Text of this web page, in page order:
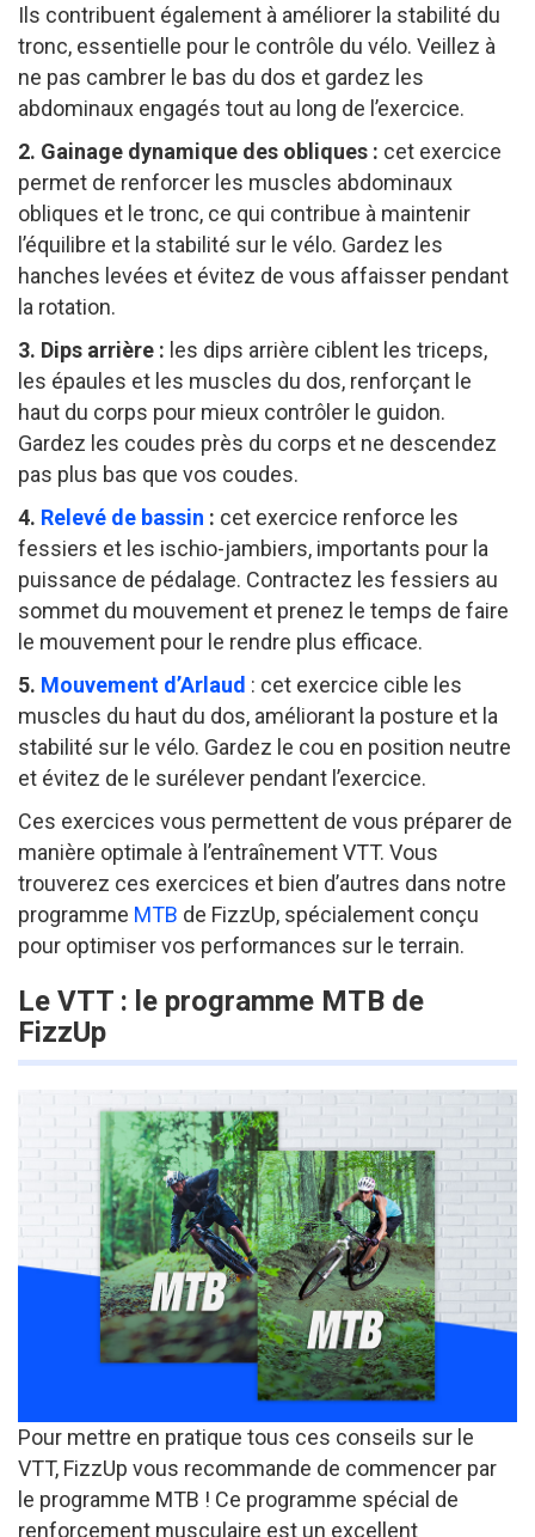
Ils contribuent également à améliorer la stabilité du
tronc, essentielle pour le contrôle du vélo. Veillez à
ne pas cambrer le bas du dos et gardez les
abdominaux engagés tout au long de l’exercice.
2. Gainage dynamique des obliques : cet exercice
permet de renforcer les muscles abdominaux
obliques et le tronc, ce qui contribue à maintenir
l’équilibre et la stabilité sur le vélo. Gardez les
hanches levées et évitez de vous affaisser pendant
la rotation.
3. Dips arrière : les dips arrière ciblent les triceps,
les épaules et les muscles du dos, renforçant le
haut du corps pour mieux contrôler le guidon.
Gardez les coudes près du corps et ne descendez
pas plus bas que vos coudes.
4. Relevé de bassin : cet exercice renforce les
fessiers et les ischio-jambiers, importants pour la
puissance de pédalage. Contractez les fessiers au
sommet du mouvement et prenez le temps de faire
le mouvement pour le rendre plus efficace.
5. Mouvement d’Arlaud : cet exercice cible les
muscles du haut du dos, améliorant la posture et la
stabilité sur le vélo. Gardez le cou en position neutre
et évitez de le surélever pendant l’exercice.
Ces exercices vous permettent de vous préparer de
manière optimale à l’entraînement VTT. Vous
trouverez ces exercices et bien d’autres dans notre
programme MTB de FizzUp, spécialement conçu
pour optimiser vos performances sur le terrain.
Le VTT : le programme MTB de
FizzUp
Pour mettre en pratique tous ces conseils sur le
VTT, FizzUp vous recommande de commencer par
le programme MTB ! Ce programme spécial de
renforcement musculaire est un excellent